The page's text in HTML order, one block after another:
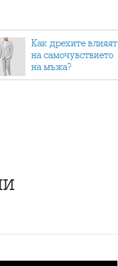
Как дрехите влияят
на самочувствието
на мъжа?